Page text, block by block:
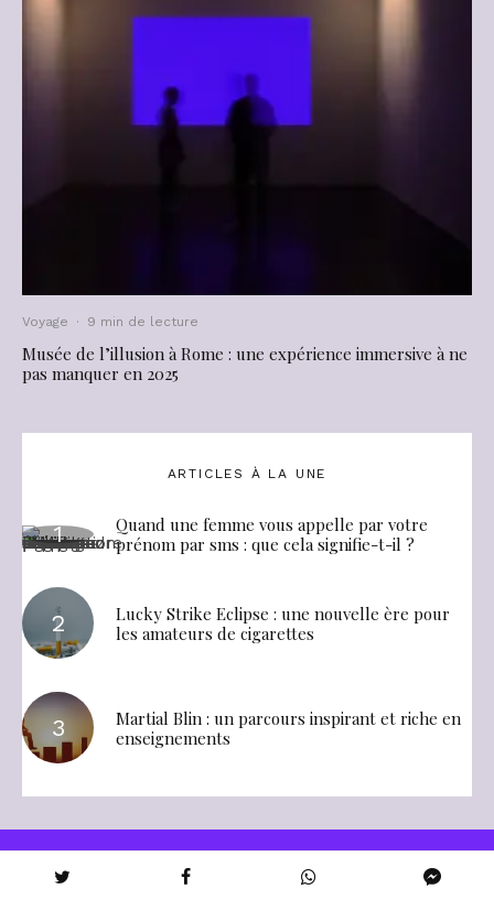
Voyage · 9 min de lecture
Musée de l’illusion à Rome : une expérience immersive à ne
pas manquer en 2025
ARTICLES À LA UNE
Quand une femme vous appelle par votre
prénom par sms : que cela signifie-t-il ?
Lucky Strike Eclipse : une nouvelle ère pour
les amateurs de cigarettes
Martial Blin : un parcours inspirant et riche en
enseignements